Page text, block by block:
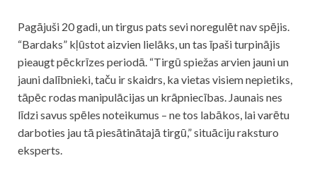
Pagājuši 20 gadi, un tirgus pats sevi noregulēt nav spējis.
“Bardaks” kļūstot aizvien lielāks, un tas īpaši turpinājis
pieaugt pēckrīzes periodā. “Tirgū spiežas arvien jauni un
jauni dalībnieki, taču ir skaidrs, ka vietas visiem nepietiks,
tāpēc rodas manipulācijas un krāpniecības. Jaunais nes
līdzi savus spēles noteikumus – ne tos labākos, lai varētu
darboties jau tā piesātinātajā tirgū,” situāciju raksturo
eksperts.